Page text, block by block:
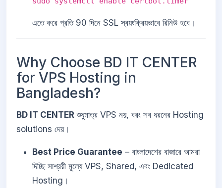
এতে করে প্রতি 90 দিনে SSL স্বয়ংক্রিয়ভাবে রিনিউ হবে।
Why Choose BD IT CENTER
for VPS Hosting in
Bangladesh?
BD IT CENTER শুধুমাত্র VPS নয়, বরং সব ধরনের Hosting
solutions দেয়।
Best Price Guarantee – বাংলাদেশের বাজারে আমরা
দিচ্ছি সাশ্রয়ী মূল্যে VPS, Shared, এবং Dedicated
Hosting।